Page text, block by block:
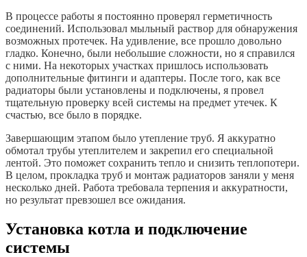
В процессе работы я постоянно проверял герметичность
соединений. Использовал мыльный раствор для обнаружения
возможных протечек. На удивление, все прошло довольно
гладко. Конечно, были небольшие сложности, но я справился
с ними. На некоторых участках пришлось использовать
дополнительные фитинги и адаптеры. После того, как все
радиаторы были установлены и подключены, я провел
тщательную проверку всей системы на предмет утечек. К
счастью, все было в порядке.
Завершающим этапом было утепление труб. Я аккуратно
обмотал трубы утеплителем и закрепил его специальной
лентой. Это поможет сохранить тепло и снизить теплопотери.
В целом, прокладка труб и монтаж радиаторов заняли у меня
несколько дней. Работа требовала терпения и аккуратности,
но результат превзошел все ожидания.
Установка котла и подключение
системы